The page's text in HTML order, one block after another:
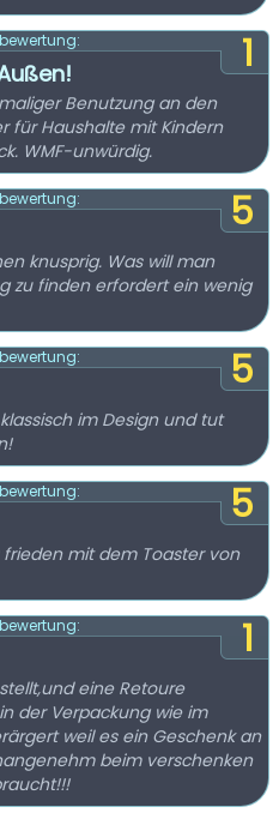
1
Benutzung an den
für Haushalte mit Kindern
WMF-unwürdig.
5
knusprig. Was will man
zu finden erfordert ein wenig
5
im Design und tut
5
mit dem Toaster von
1
eine Retoure
der Verpackung wie im
weil es ein Geschenk an
beim verschenken